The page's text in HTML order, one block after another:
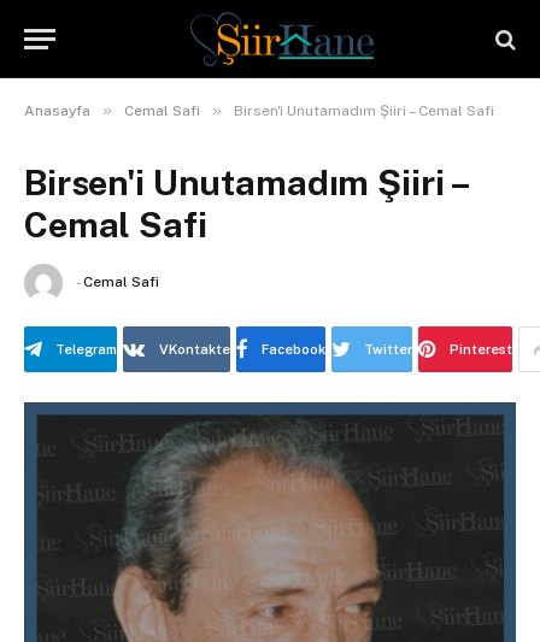
Anasayfa » Cemal Safi » Birsen'i Unutamadım Şiiri – Cemal Safi
Birsen'i Unutamadım Şiiri –
Cemal Safi
-Cemal Safi
Telegram VKontakte Facebook Twitter Pinterest